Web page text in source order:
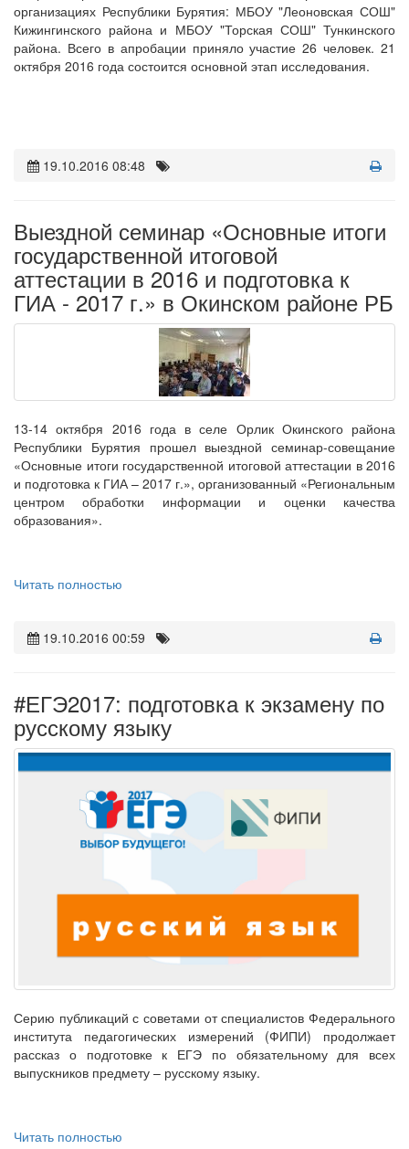
организациях Республики Бурятия: МБОУ "Леоновская СОШ"
Кижингинского района и МБОУ "Торская СОШ" Тункинского
района. Всего в апробации приняло участие 26 человек. 21
октября 2016 года состоится основной этап исследования.
19.10.2016 08:48
Выездной семинар «Основные итоги
государственной итоговой
аттестации в 2016 и подготовка к
ГИА - 2017 г.» в Окинском районе РБ
13-14 октября 2016 года в селе Орлик Окинского района
Республики Бурятия прошел выездной семинар-совещание
«Основные итоги государственной итоговой аттестации в 2016
и подготовка к ГИА – 2017 г.», организованный «Региональным
центром обработки информации и оценки качества
образования».
Читать полностью
19.10.2016 00:59
#ЕГЭ2017: подготовка к экзамену по
русскому языку
Серию публикаций с советами от специалистов Федерального
института педагогических измерений (ФИПИ) продолжает
рассказ о подготовке к ЕГЭ по обязательному для всех
выпускников предмету – русскому языку.
Читать полностью